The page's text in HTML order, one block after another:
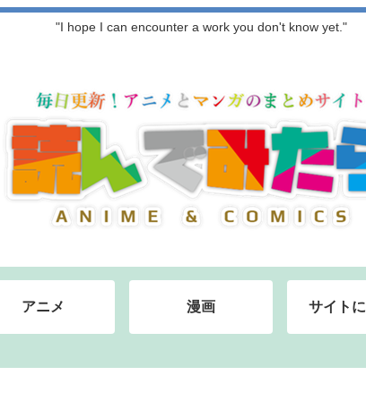
"I hope I can encounter a work you don't know yet."
アニメ 漫画 サイト